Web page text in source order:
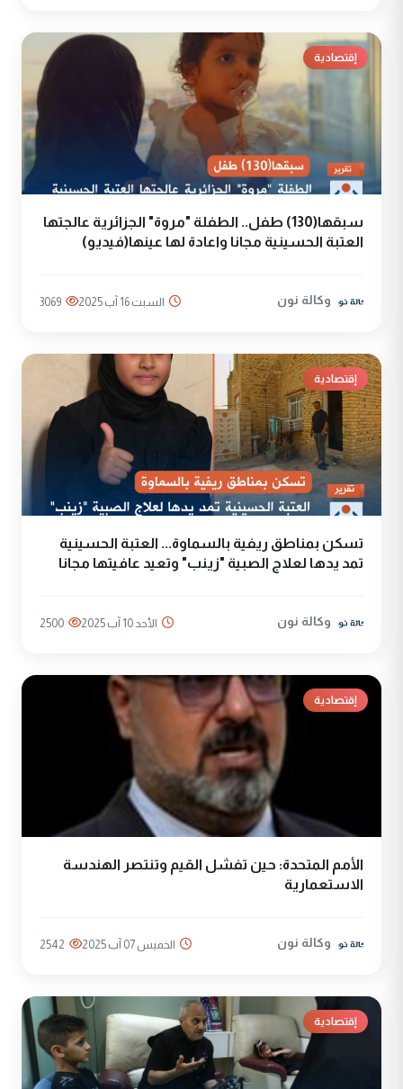
إقتصادية
سبقها(130) طفل.. الطفلة "مروة" الجزائرية عالجتها
العتبة الحسينية مجانا واعادة لها عينها(فيديو)
وكالة نون السبت 16 آب 2025 3069
إقتصادية
تسكن بمناطق ريفية بالسماوة... العتبة الحسينية
تمد يدها لعلاج الصبية "زينب" وتعيد عافيتها مجانا
وكالة نون الأحد 10 آب 2025 2500
إقتصادية
الأمم المتحدة: حين تفشل القيم وتنتصر الهندسة
الاستعمارية
وكالة نون الخميس 07 آب 2025 2542
إقتصادية